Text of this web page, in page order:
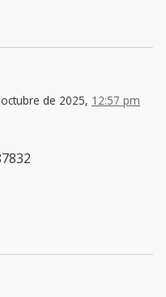
de 2025, 12:57 pm